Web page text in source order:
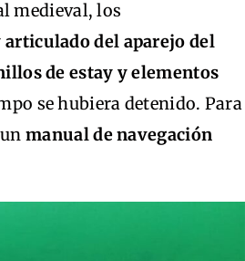
medieval, los
del aparejo del
de estay y elementos
se hubiera detenido. Para
unmanual de navegación